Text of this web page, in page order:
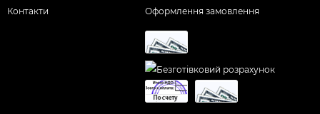
Контакти
Оформлення замовлення